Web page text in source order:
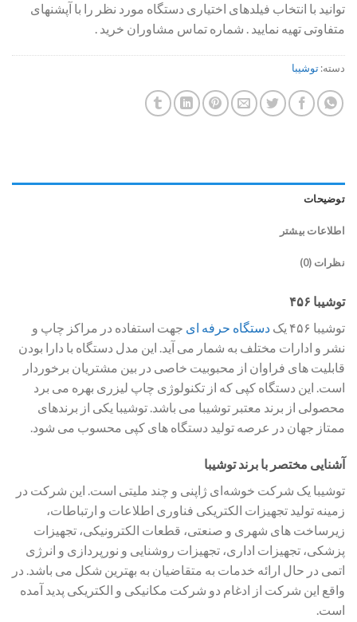
توانید با انتخاب فیلدهای اختیاری دستگاه مورد نظر را با آپشنهای
متفاوتی تهیه نمایید . شماره تماس مشاوران خرید .
دسته:توشیبا
توضیحات
اطلاعات بیشتر
نظرات (0)
توشیبا ۴۵۶
توشیبا ۴۵۶ یک
دستگاه حرفه ای جهت استفاده در مراکز چاپ و
نشر و ادارات مختلف به شمار می آید. این مدل دستگاه با دارا بودن
قابلیت‌ های فراوان از محبوبیت خاصی در بین مشتریان برخوردار
است. این دستگاه کپی که از تکنولوژی چاپ لیزری بهره می برد
محصولی از برند معتبر توشیبا می باشد. توشیبا یکی از برندهای
ممتاز جهان در عرصه تولید دستگاه‌ های کپی محسوب می شود.
آشنایی مختصر با برند توشیبا
توشیبا یک شرکت خوشه‌ای ژاپنی و چند ملیتی است. این شرکت در
زمینه تولید تجهیزات الکتریکی فناوری اطلاعات و ارتباطات،
زیرساخت های شهری و صنعتی، قطعات الکترونیکی، تجهیزات
پزشکی، تجهیزات اداری، تجهیزات روشنایی و نورپردازی و انرژی
اتمی در حال ارائه خدمات به متقاضیان به بهترین شکل می باشد. در
واقع این شرکت از ادغام دو شرکت مکانیکی و الکتریکی پدید آمده
است.